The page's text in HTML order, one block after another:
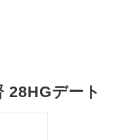
28HGデート